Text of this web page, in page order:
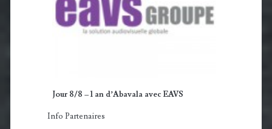
Jour 8/8 – 1 an d’Abavala avec EAVS
Info Partenaires